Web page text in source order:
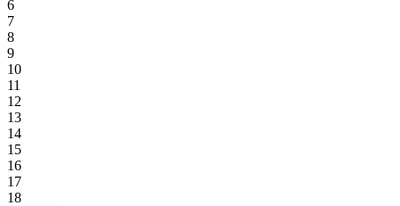
6
7
8
9
10
11
12
13
14
15
16
17
18